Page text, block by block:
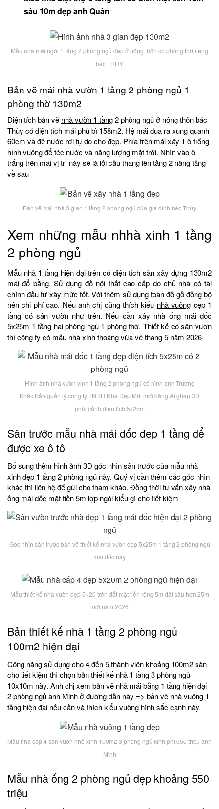
sâu 10m đẹp anh Quân
Mẫu nhà mái ngói 1 tầng 2 phòng ngủ đẹp ở nông thôn có phòng thờ riêng
bác THÙY
Bản vẽ mái nhà vườn 1 tầng 2 phòng ngủ 1
phòng thờ 130m2
Diện tích bản vẽ nhà vườn 1 tầng2 phòng ngủ ở nông thôn bác
Thùy có diện tích mái phủ bì 158m2. Hệ mái đua ra xung quanh
60cm và để nước rơi tự do cho đẹp. Phía trên mái xây 1 ô trống
hình vuông để téc nước và năng lượng mặt trời. Nhìn vào ô
trắng trên mái vị trí này sẽ là lối cầu thang lên tầng 2 nâng tầng
về sau
Bản vẽ mái nhà 3 gian 1 tầng 2 phòng ngủ của gia đình bác Thùy
Xem những mẫu nhhà xinh 1 tầng
2 phòng ngủ
Mẫu nhà 1 tầng hiện đại trên có diện tích sàn xây dựng 130m2
mái đổ bằng. Sử dụng đồ nội thất cao cấp do chủ nhà có tài
chính đầu tư xây mức tốt. Với thêm sử dụng toàn đồ gỗ đồng bộ
nên chi phí cao. Nếu anh chị cũng thích kiểu nhà vuông đẹp 1
tầng có sân vườn như trên. Nếu cần xây nhà ống mái dốc
5x25m 1 tầng hai phòng ngủ 1 phòng thờ. Thiết kế có sân vườn
thì công ty có mẫu nhà xinh thoáng vừa vẽ tháng 5 năm 2026
Hình ảnh nhà vườn vinh 1 tầng 2 phòng ngủ có hình anh Trương
Khắc Bản quản lý công ty TNHH Nhà Đẹp Mới mới bằng Ai ghép 3D
phối cảnh diện tích 5x25m
Sân trước mẫu nhà mái dốc đẹp 1 tầng để
được xe ô tô
Bổ sung thêm hình ảnh 3D góc nhìn sân trước của mẫu nhà
xinh đẹp 1 tầng 2 phòng ngủ này. Quý vị cần thêm các góc nhìn
khác thì liên hệ để gửi cho tham khảo. Đồng thời tư vấn xây nhà
ống mái dốc mặt tiền 5m lợp ngói kiểu gì cho tiết kiệm
Góc nhìn sân trước bản vẽ thiết kế nhà vườn đẹp 5x25m 1 tầng 2 phòng ngủ
mái dốc này
Mẫu thiết kế nhà vườn đẹp 5×20 trên đất mặt tiền rộng 5m dài sâu hơn 25m
mới năm 2026
Bản thiết kế nhà 1 tầng 2 phòng ngủ
100m2 hiện đại
Công năng sử dụng cho 4 đến 5 thành viên khoảng 100m2 sàn
cho tiết kiệm thì chọn bản thiết kế nhà 1 tầng 3 phòng ngủ
10x10m này. Anh chị xem bản vẽ nhà mái bằng 1 tầng hiện đại
2 phòng ngủ anh Minh ở đường dẫn này => bản vẽ nhà vuông 1
tầng hiện đại nếu cần và thích kiểu vuông hình sắc cạnh này
Mẫu nhà cấp 4 sân vườn nhỏ xinh 100m2 3 phòng ngủ kinh phí 650 triệu anh
Minh
Mẫu nhà ống 2 phòng ngủ đẹp khoảng 550
triệu